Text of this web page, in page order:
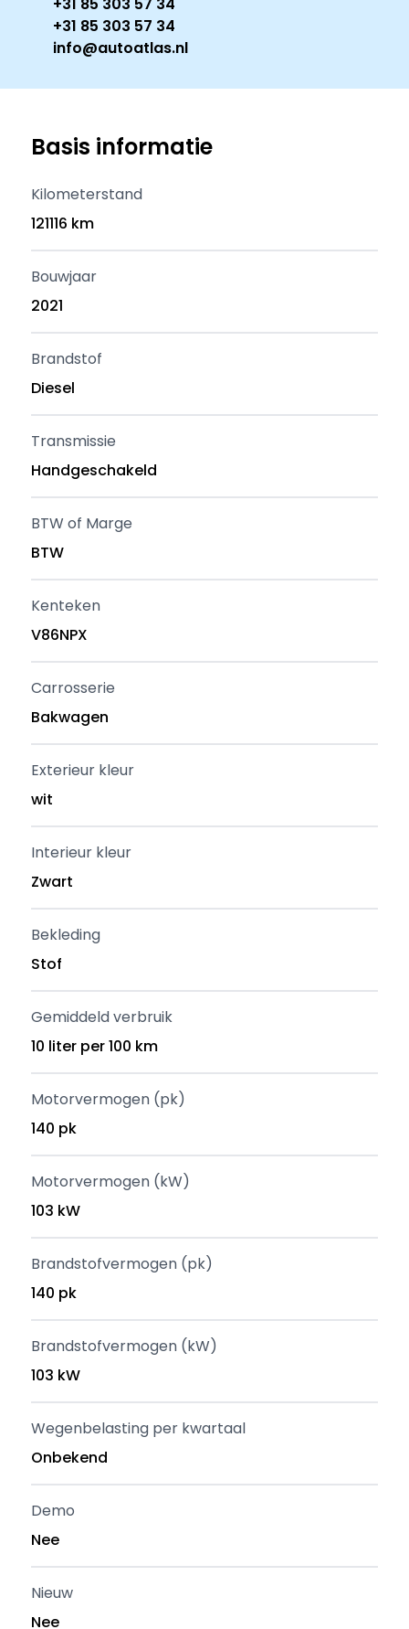
+31 85 303 57 34
info@autoatlas.nl
Basis informatie
Kilometerstand
121116 km
Bouwjaar
2021
Brandstof
Diesel
Transmissie
Handgeschakeld
BTW of Marge
BTW
Kenteken
V86NPX
Carrosserie
Bakwagen
Exterieur kleur
wit
Interieur kleur
Zwart
Bekleding
Stof
Gemiddeld verbruik
10 liter per 100 km
Motorvermogen (pk)
140 pk
Motorvermogen (kW)
103 kW
Brandstofvermogen (pk)
140 pk
Brandstofvermogen (kW)
103 kW
Wegenbelasting per kwartaal
Onbekend
Demo
Nee
Nieuw
Nee